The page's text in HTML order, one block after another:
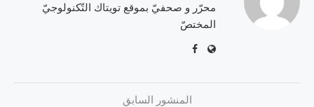
محرّر و صحفيّ بموقع تويتاك التّكنولوجيّ
المختصّ
المنشور السابق